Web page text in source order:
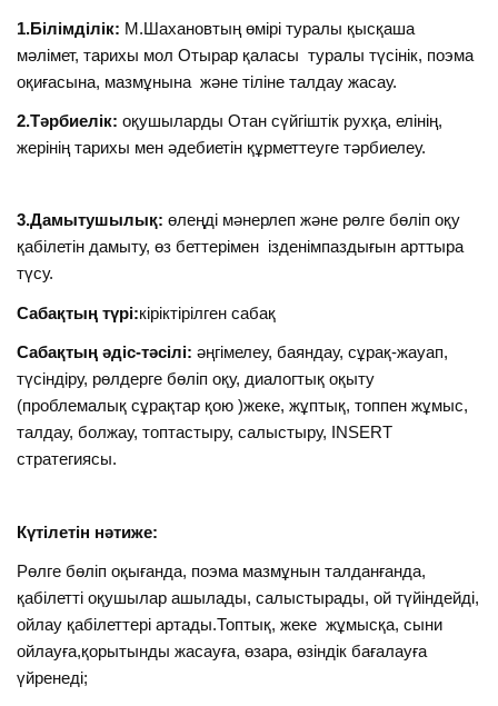
1.Білімділік: М.Шахановтың өмірі туралы қысқаша
мәлімет, тарихы мол Отырар қаласы туралы түсінік, поэма
оқиғасына, мазмұнына және тіліне талдау жасау.
2.Тәрбиелік:оқушыларды Отан сүйгіштік рухқа, елінің,
жерінің тарихы мен әдебиетін құрметтеуге тәрбиелеу.
3.Дамытушылық:өлеңді мәнерлеп және рөлге бөліп оқу
қабілетін дамыту, өз беттерімен ізденімпаздығын арттыра
түсу.
Сабақтың түрі:кіріктірілген сабақ
Сабақтың әдіс-тәсілі: әңгімелеу, баяндау, сұрақ-жауап,
түсіндіру, рөлдерге бөліп оқу, диалогтық оқыту
(проблемалық сұрақтар қою )жеке, жұптық, топпен жұмыс,
талдау, болжау, топтастыру, салыстыру, INSERT
стратегиясы.
Күтілетін нәтиже:
Рөлге бөліп оқығанда, поэма мазмұнын талданғанда,
қабілетті оқушылар ашылады, салыстырады, ой түйіндейді,
ойлау қабілеттері артады.Топтық, жеке жұмысқа, сыни
ойлауға,қорытынды жасауға, өзара, өзіндік бағалауға
үйренеді;